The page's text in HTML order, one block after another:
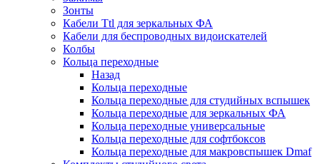
Зонты
Кабели Ttl для зеркальных ФА
Кабели для беспроводных видоискателей
Колбы
Кольца переходные
Назад
Кольца переходные
Кольца переходные для студийных вспышек
Кольца переходные для зеркальных ФА
Кольца переходные универсальные
Кольца переходные для софтбоксов
Кольца переходные для макровспышек Dmaf